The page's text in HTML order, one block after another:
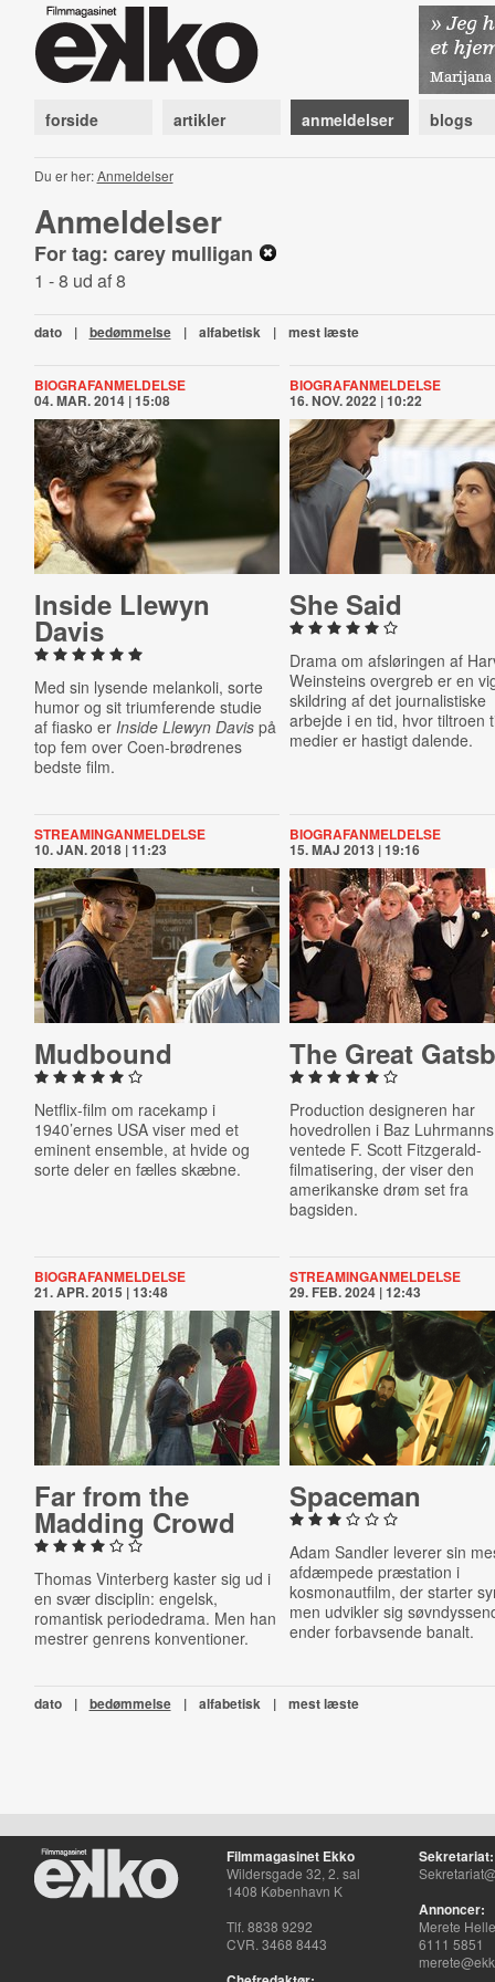
forside artikler anmeldelser blogs
Du er her:Anmeldelser
Anmeldelser
For tag: carey mulligan
1 - 8 ud af 8
dato | bedømmelse | alfabetisk | mest læste
BIOGRAFANMELDELSE
04. MAR. 2014 | 15:08
Inside Llewyn
Davis
Med sin lysende melankoli, sorte
humor og sit triumferende studie
af fiasko er Inside Llewyn Davispå
top fem over Coen-brødrenes
bedste film.
BIOGRAFANMELDELSE
16. NOV. 2022 | 10:22
She Said
Drama om afsløringen af
Weinsteins overgreb er en
skildring af det journalistiske
arbejde i en tid, hvor tiltroen
medier er hastigt dalende.
STREAMINGANMELDELSE
10. JAN. 2018 | 11:23
Mudbound
Netflix-film om racekamp i
1940’ernes USA viser med et
eminent ensemble, at hvide og
sorte deler en fælles skæbne.
BIOGRAFANMELDELSE
15. MAJ 2013 | 19:16
The Great
Production designeren har
hovedrollen i Baz Luhrmanns
ventede F. Scott Fitzgerald-
filmatisering, der viser den
amerikanske drøm set fra
bagsiden.
BIOGRAFANMELDELSE
21. APR. 2015 | 13:48
Far from the
Madding Crowd
Thomas Vinterberg kaster sig ud i
en svær disciplin: engelsk,
romantisk periodedrama. Men han
mestrer genrens konventioner.
STREAMINGANMELDELSE
29. FEB. 2024 | 12:43
Spaceman
Adam Sandler leverer sin
afdæmpede præstation i
kosmonautfilm, der starter
men udvikler sig
ender forbavsende banalt.
dato | bedømmelse | alfabetisk | mest læste
Filmmagasinet Ekko
Wildersgade 32, 2. sal
1408 København K
Tlf. 8838 9292
CVR. 3468 8443
Sekretariat:
Annoncer:
Merete
6111 5851